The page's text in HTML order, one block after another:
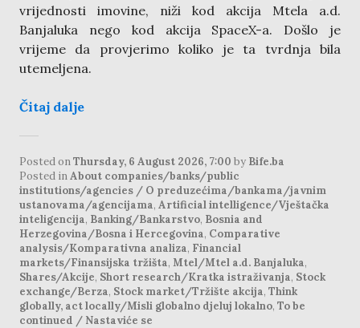
vrijednosti imovine, niži kod akcija Mtela a.d.
Banjaluka nego kod akcija SpaceX-a. Došlo je
vrijeme da provjerimo koliko je ta tvrdnja bila
utemeljena.
Čitaj dalje
Posted onThursday, 6 August 2026, 7:00 by Bife.ba
Posted inAbout companies/banks/public
institutions/agencies / O preduzećima/bankama/javnim
ustanovama/agencijama, Artificial intelligence/Vještačka
inteligencija, Banking/Bankarstvo, Bosnia and
Herzegovina/Bosna i Hercegovina, Comparative
analysis/Komparativna analiza, Financial
markets/Finansijska tržišta, Mtel/Mtel a.d. Banjaluka,
Shares/Akcije, Short research/Kratka istraživanja, Stock
exchange/Berza, Stock market/Tržište akcija, Think
globally, act locally/Misli globalno djeluj lokalno, To be
continued / Nastaviće se